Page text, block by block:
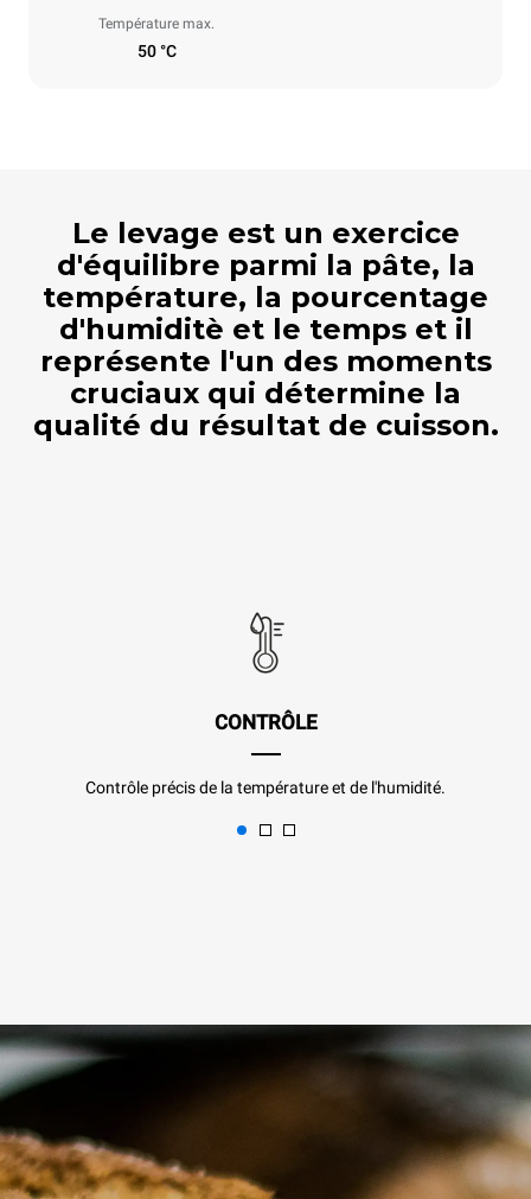
Température max.
50 °C
Le levage est un exercice
d'équilibre parmi la pâte, la
température, la pourcentage
d'humiditè et le temps et il
représente l'un des moments
cruciaux qui détermine la
qualité du résultat de cuisson.
CONTRÔLE
Contrôle précis de la température et de l'humidité.